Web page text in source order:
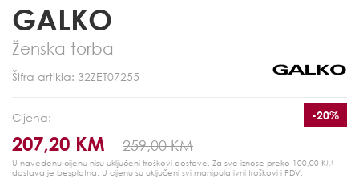
GALKO
Ženska torba
Šifra artikla: 32ZET07255
Cijena:
207,20 KM 259,00 KM
-20%
U navedenu cijenu nisu uključeni troškovi dostave. Za sve iznose preko 100,00 KM
dostava je besplatna. U cijenu su uključeni svi manipulativni troškovi i PDV.